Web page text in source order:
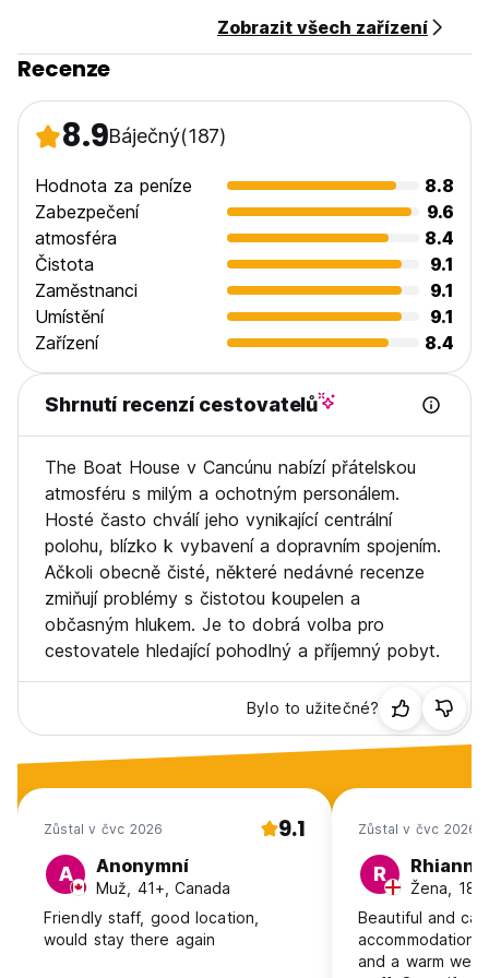
Zobrazit všech zařízení
Recenze
8.9Báječný(187)
Hodnota za peníze
8.8
Zabezpečení
9.6
atmosféra
8.4
Čistota
9.1
Zaměstnanci
9.1
Umístění
9.1
Zařízení
8.4
Shrnutí recenzí cestovatelů
The Boat House v Cancúnu nabízí přátelskou
atmosféru s milým a ochotným personálem.
Hosté často chválí jeho vynikající centrální
polohu, blízko k vybavení a dopravním spojením.
Ačkoli obecně čisté, některé nedávné recenze
zmiňují problémy s čistotou koupelen a
občasným hlukem. Je to dobrá volba pro
cestovatele hledající pohodlný a příjemný pobyt.
Bylo to užitečné?
Zůstal v čvc 2026 9.1
A Anonymní
Muž, 41+, Canada
Friendly staff, good location,
would stay there again
Zůstal v čvc 2026
R
Žena, 18-
Beautiful and
and a warm